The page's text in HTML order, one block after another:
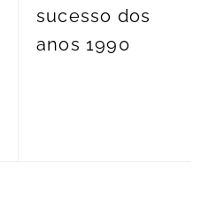
sucesso dos
anos 1990